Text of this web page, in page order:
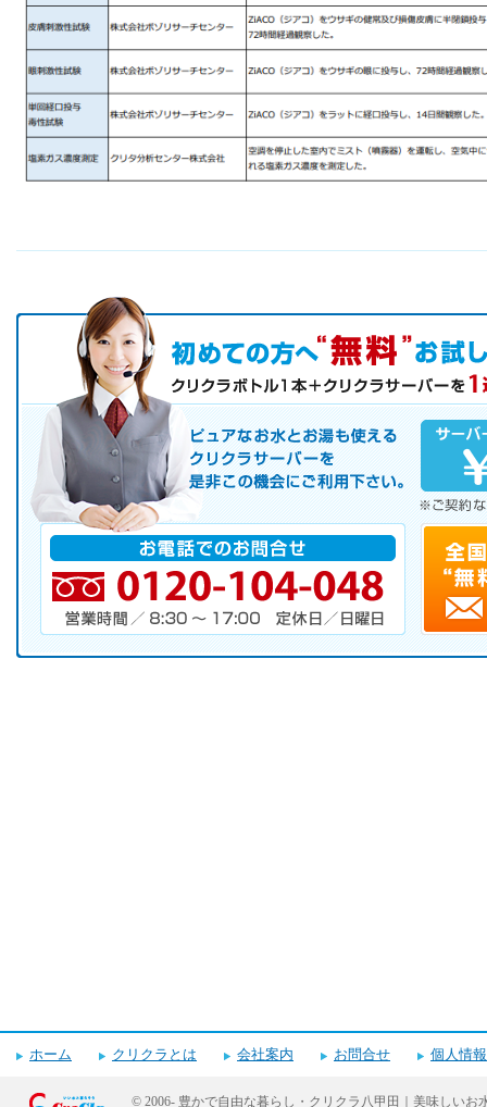
初めての方へ キャンペーン実施中！
お気軽にお申し込み下さい。
ピュアなお水とお湯も使えるクリクラサーバーを是非この機会にご
サーバレンタル
ご自宅まで配送
※ご契約なさらなくても結構です。
お電話でのお問合せ
ホーム クリクラとは 会社案内 お問合せ 個人情
© 2006- 豊かで自由な暮らし・クリクラ八甲田｜美味しいお